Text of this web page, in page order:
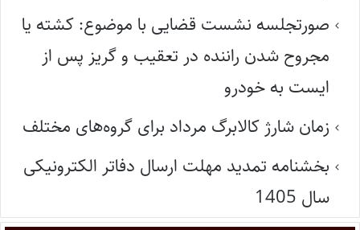
صورتجلسه نشست قضایی با موضوع: کشته یا
مجروح شدن راننده در تعقیب و گریز پس از
ایست به خودرو
زمان شارژ کالابرگ مرداد برای گروه‌های مختلف
بخشنامه تمدید مهلت ارسال دفاتر الکترونیکی
سال 1405